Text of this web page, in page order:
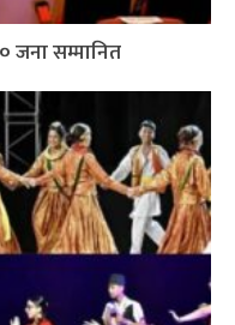
जना सम्मानित